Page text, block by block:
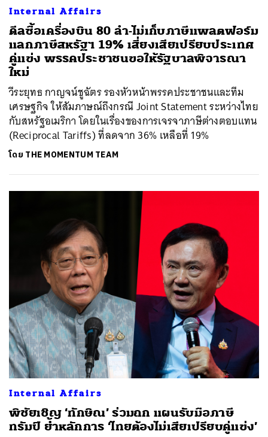
Internal Affairs
ดีลซื้อเครื่องบิน 80 ลำ-ไม่เก็บภาษีแพลตฟอร์ม
แลกภาษีสหรัฐฯ 19% เสี่ยงเสียเปรียบประเทศ
คู่แข่ง พรรคประชาชนขอให้รัฐบาลพิจารณา
ใหม่
วีระยุทธ กาญจน์ชูฉัตร รองหัวหน้าพรรคประชาชนและทีม
เศรษฐกิจ ให้สัมภาษณ์ถึงกรณี Joint Statement ระหว่างไทย
กับสหรัฐอเมริกา โดยในเรื่องของการเจรจาภาษีต่างตอบแทน
(Reciprocal Tariffs) ที่ลดจาก 36% เหลือที่ 19%
โดย THE MOMENTUM TEAM
Internal Affairs
พิชัยเชิญ ‘ทักษิณ’ ร่วมถก แผนรับมือภาษี
ทรัมป์ ย้ำหลักการ ‘ไทยต้องไม่เสียเปรียบคู่แข่ง’
ค้นหา
SHARE